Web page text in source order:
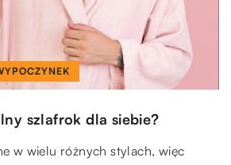
szlafrok dla siebie?
w wielu różnych stylach, więc